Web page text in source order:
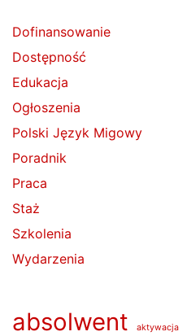
Dofinansowanie
Dostępność
Edukacja
Ogłoszenia
Polski Język Migowy
Poradnik
Praca
Staż
Szkolenia
Wydarzenia
absolwent aktywacja